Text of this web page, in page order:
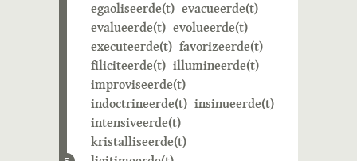
egaoliseerde(t) evacueerde(t)
evalueerde(t) evolueerde(t)
executeerde(t) favorizeerde(t)
filiciteerde(t) illumineerde(t)
improviseerde(t)
indoctrineerde(t) insinueerde(t)
intensiveerde(t)
kristalliseerde(t)